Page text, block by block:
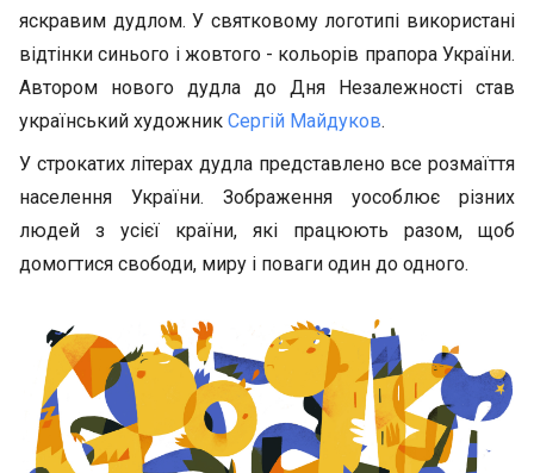
яскравим дудлом. У святковому логотипі використані
відтінки синього і жовтого - кольорів прапора України.
Автором нового дудла до Дня Незалежності став
український художник Сергій Майдуков.
У строкатих літерах дудла представлено все розмаїття
населення України. Зображення уособлює різних
людей з усієї країни, які працюють разом, щоб
домогтися свободи, миру і поваги один до одного.